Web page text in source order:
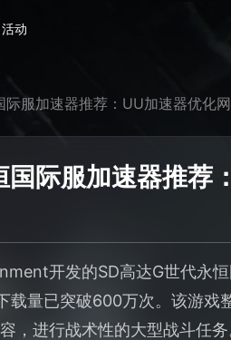
活动
服加速器推荐：UU加速器优化网
际服加速器推荐
开发的SD高达G世代永
载量已突破600万次。该游
，进行战术性的大型战斗任务